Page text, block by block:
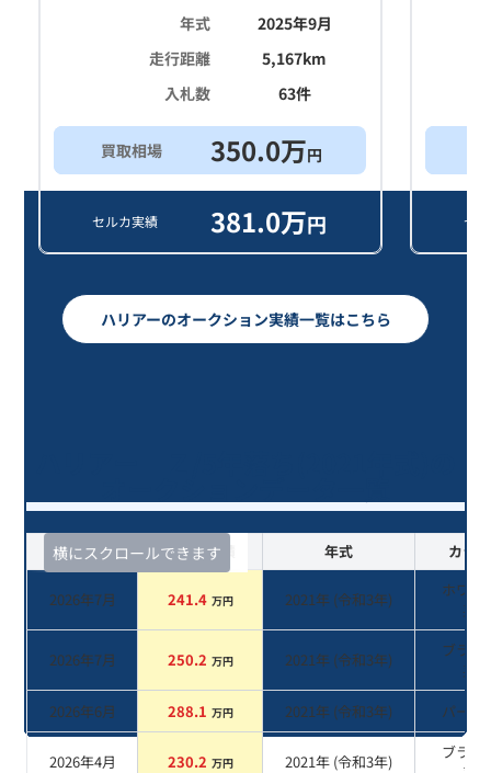
年式
2025年9月
走行距離
5,167km
入札数
63件
買取相場 350.0万円
セルカ実績 381.0万円 セ
ハリアーのオークション実績一覧はこちら
横にスクロールできます
査定時期 セルカ実績 年式 カラー
2026年7月 241.4 万円 2021年 (令和3年)
ホワイ
系
2026年7月 250.2 万円 2021年 (令和3年)
ブラッ
系
2026年6月
288.1 万円 2021年 (令和3年) パール
2026年4月 230.2 万円 2021年 (令和3年)
ブラッ